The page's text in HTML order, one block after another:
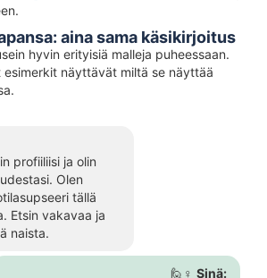
aina sama käsikirjoitus
hyvin erityisiä malleja puheessaan.
näyttävät miltä se näyttää
profiiliisi ja olin
Olen
tällä
Etsin vakavaa ja
naista.
🙋♀️ Sinä: